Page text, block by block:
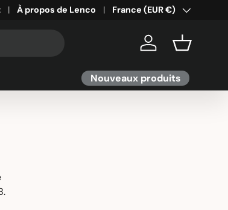
À propos de Lenco Pays
France (EUR €)
Se connecter
Panier
Nouveaux produits